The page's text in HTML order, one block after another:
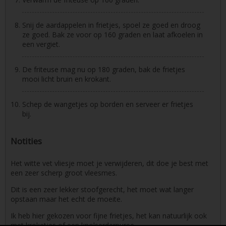
Snij de aardappelen in frietjes, spoel ze goed en droog
ze goed. Bak ze voor op 160 graden en laat afkoelen in
een vergiet.
De friteuse mag nu op 180 graden, bak de frietjes
mooi licht bruin en krokant.
Schep de wangetjes op borden en serveer er frietjes
bij.
Notities
Het witte vet vliesje moet je verwijderen, dit doe je best met
een zeer scherp groot vleesmes.
Dit is een zeer lekker stoofgerecht, het moet wat langer
opstaan maar het echt de moeite.
Ik heb hier gekozen voor fijne frietjes, het kan natuurlijk ook